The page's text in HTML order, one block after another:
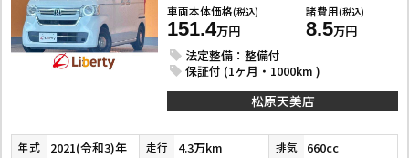
車両本体価格(税込)
151.4万円
諸費用(税込)
8.5万円
法定整備：整備付
保証付 (1ヶ月・1000km )
松原天美店
年式 2021(令和3)年 走行 4.3万km 排気 660cc